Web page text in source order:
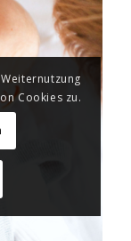
Cookies zu.